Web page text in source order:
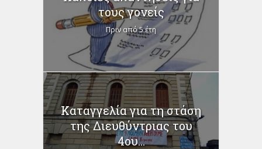
τους γονείς
Πριν από 5 έτη
Καταγγελία για τη στάση
της Διευθύντριας του
4ου...